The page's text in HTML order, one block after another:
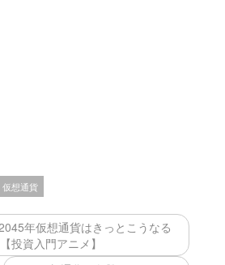
仮想通貨
年仮想通貨はきっとこうなる
投資入門アニメ】